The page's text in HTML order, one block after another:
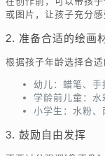
或图片，让孩子充分感
2. 准备合适的绘画
根据孩子年龄选择合适
幼儿：蜡笔、手
学龄前儿童：水
小学生：水粉、
3. 鼓励自由发挥